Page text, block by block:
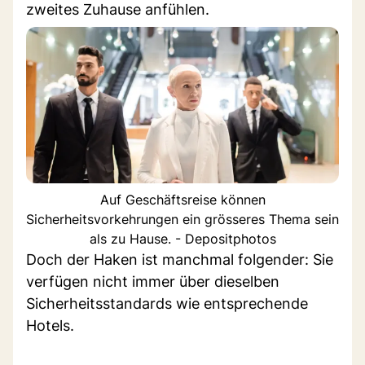
zweites Zuhause anfühlen.
Auf Geschäftsreise können
Sicherheitsvorkehrungen ein grösseres Thema sein
als zu Hause. - Depositphotos
Doch der Haken ist manchmal folgender: Sie
verfügen nicht immer über dieselben
Sicherheitsstandards wie entsprechende
Hotels.